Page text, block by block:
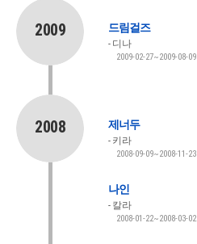
2009 드림걸즈
디나
2009-02-27~2009-08-09
2008 제너두
키라
2008-09-09~2008-11-23
나인
칼라
2008-01-22~2008-03-02